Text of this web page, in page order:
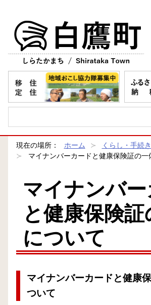
現在の場所： ホーム くらし・手続き
マイナンバーカードと健康保険証の一
マイナンバー
と健康保険
について
マイナンバーカードと健康
ついて